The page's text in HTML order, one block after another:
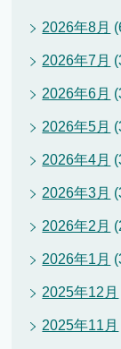
2026年8月
2026年7月
2026年6月
2026年5月
2026年4月
2026年3月
2026年2月
2026年1月
2025年12月
2025年11月